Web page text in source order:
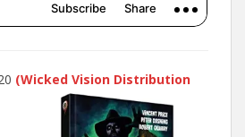
(Wicked Vision Distribution